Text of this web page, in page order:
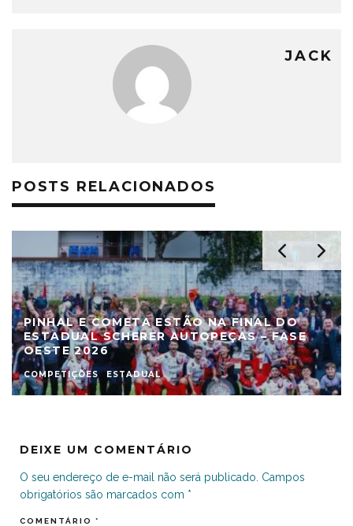
JACK
POSTS RELACIONADOS
PINHAL E COMETA ESTÃO NA FINAL DO
ESTADUAL SCHERER AUTOPEÇAS – FASE
OESTE 2026
COMPETIÇÕES ESTADUAL
DEIXE UM COMENTÁRIO
O seu endereço de e-mail não será publicado. Campos
obrigatórios são marcados com *
COMENTÁRIO *